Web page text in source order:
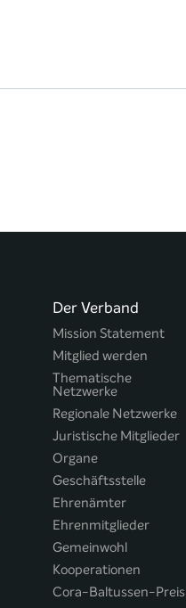
Der Verband
Mission Statement
Mitglied werden
Thematische
Netzwerke
Regionale Netzwerke
Juristische Mitglieder
Organe
Geschäftsstelle
Ehrenämter
Ehrenmitglieder
Gemeinwohl
Kooperationen
Cora-Baltussen-Preis